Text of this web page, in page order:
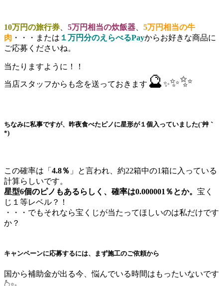
10万円の旅行券 5万円相当の炊飯器
5万円相当の牛
肉 ・・・または １万円分のえらべるPayからお好きな商品に
ご応募くださいね。
当たりますように！！
当店スタッフからも念を送っておきます 🔮 ✨✨✨
ちなみに私事ですが、昨夜食べたピノに星形が１個入っていました(´艸｀
*)
この確率は「 4.8％ 」と言われ、約22箱中の1箱に入っている
計算らしいです。
星型6個のピノもあるらしく、確率は0.000001％とか。 宝く
じ１等レベル？！
・・・でもそれなら宝くじが当たってほしいのは私だけです
か？
キャンペーンに応募するには、まず施工のご依頼から
国から補助金が出る今、悩んでいる時間はもったいないです